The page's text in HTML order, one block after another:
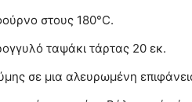
στους 180°C.
ταψάκι τάρτας 20 εκ.
σε μια αλευρωμένη